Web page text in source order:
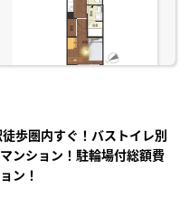
歩圏内すぐ！バストイレ別
ンション！駐輪場付総額費
ン！